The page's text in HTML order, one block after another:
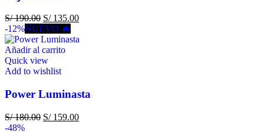
S/190.00 S/135.00
-12%NUEVO 🔥
Añadir al carrito
Quick view
Add to wishlist
Power Luminasta
S/180.00 S/159.00
-48%